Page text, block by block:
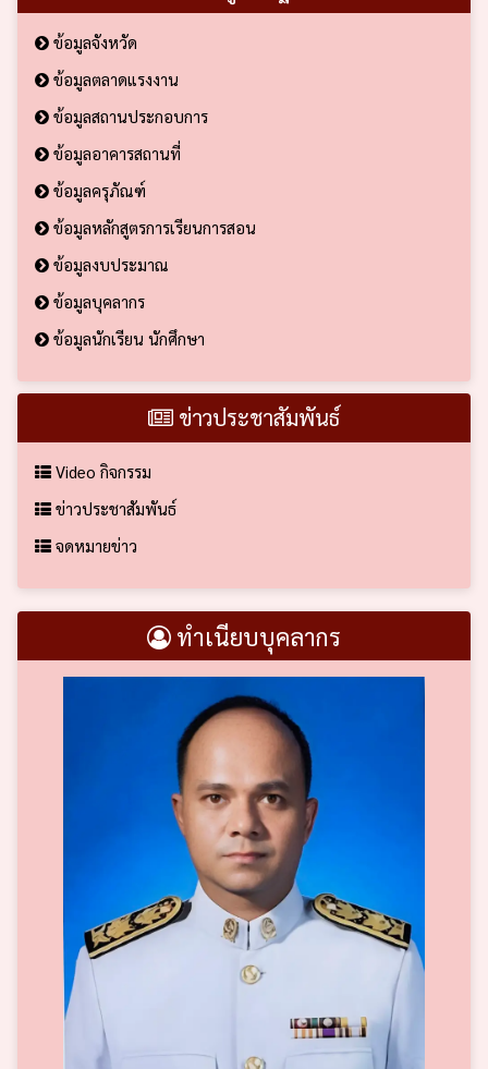
ข้อมูลจังหวัด
ข้อมูลตลาดแรงงาน
ข้อมูลสถานประกอบการ
ข้อมูลอาคารสถานที่
ข้อมูลครุภัณฑ์
ข้อมูลหลักสูตรการเรียนการสอน
ข้อมูลงบประมาณ
ข้อมูลบุคลากร
ข้อมูลนักเรียน นักศึกษา
ข่าวประชาสัมพันธ์
Video กิจกรรม
ข่าวประชาสัมพันธ์
จดหมายข่าว
ทำเนียบบุคลากร